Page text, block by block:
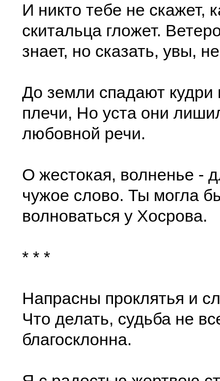
И никто тебе не скажет,
скитальца гложет.
знает, но сказать, увы,
До земли спадают кудри
плечи, Но уста они
любовной речи.
О жестокая, волненье -
чужое слово. Ты могла
волноваться у Хосрова.
* * *
Напрасны проклятья и
Что делать, судьба не
благосклонна.